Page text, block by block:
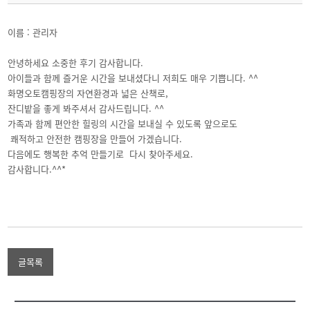
이름 : 관리자
안녕하세요 소중한 후기 감사합니다.
아이들과 함께 즐거운 시간을 보내셨다니 저희도 매우 기쁩니다. ^^
화명오토캠핑장의 자연환경과 넓은 산책로,
잔디밭을 좋게 봐주셔서 감사드립니다. ^^
가족과 함께 편안한 힐링의 시간을 보내실 수 있도록 앞으로도
쾌적하고 안전한 캠핑장을 만들어 가겠습니다.
다음에도 행복한 추억 만들기로 다시 찾아주세요.
감사합니다.^^*
글목록